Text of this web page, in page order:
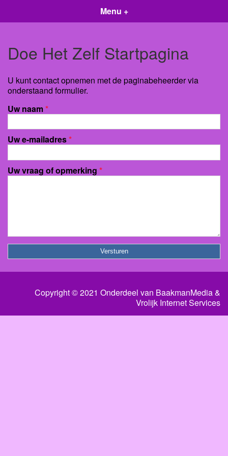
Menu +
Doe Het Zelf Startpagina
U kunt contact opnemen met de paginabeheerder via
onderstaand formulier.
Uw naam*
Uw e-mailadres*
Uw vraag of opmerking *
Copyright © 2021 Onderdeel van BaakmanMedia&
Vrolijk Internet Services